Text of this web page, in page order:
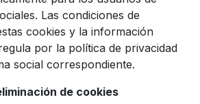
Las condiciones de
cookies y la información
por la política de privacidad
social correspondiente.
de cookies